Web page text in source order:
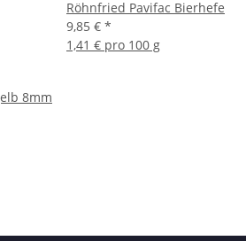
8mm
Röhnfried Pavifac Bierhefe
9,85 € *
1,41 € pro 100 g